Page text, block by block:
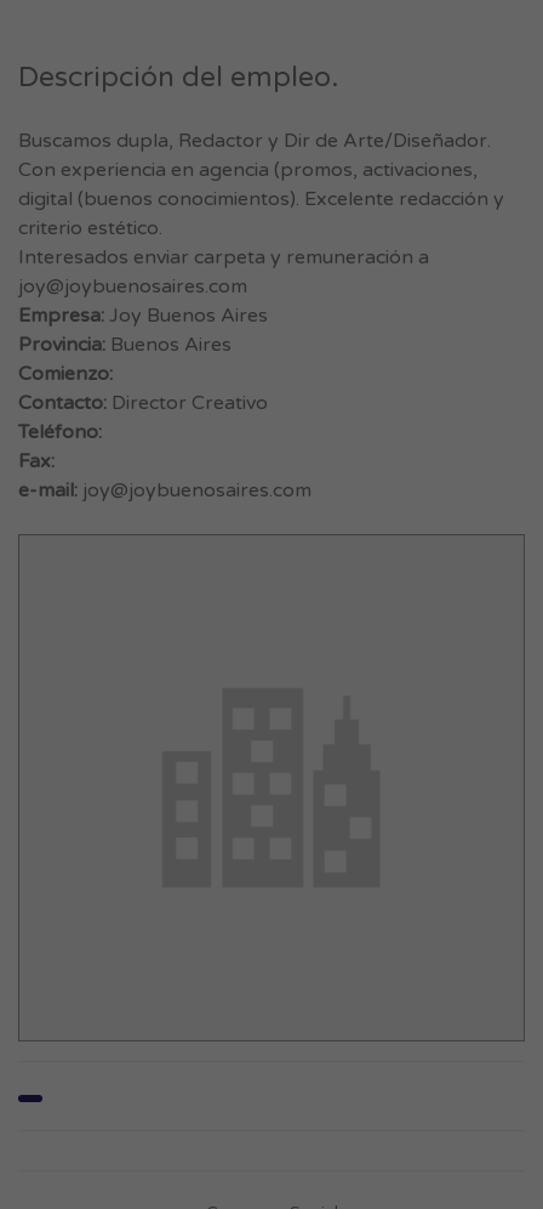
Descripción del empleo.
Buscamos dupla, Redactor y Dir de Arte/Diseñador.
Con experiencia en agencia (promos, activaciones,
digital (buenos conocimientos). Excelente redacción y
criterio estético.
Interesados enviar carpeta y remuneración a
joy@joybuenosaires.com
Empresa: Joy Buenos Aires
Provincia: Buenos Aires
Comienzo:
Contacto: Director Creativo
Teléfono:
Fax:
e-mail: joy@joybuenosaires.com